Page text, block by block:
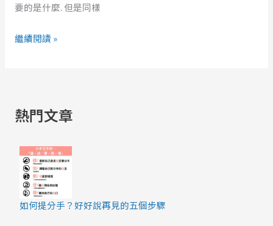
要的是什麼. 但是同樣
繼續閱讀 »
熱門文章
如何提分手？好好說再見的五個步驟